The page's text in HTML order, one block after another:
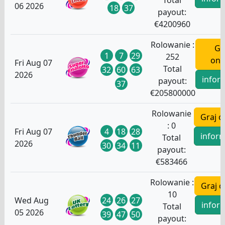
06 2026
18 37
payout:
€4200960
Fri Aug 07
2026
1 7
29
32 60 63
37
Rolowanie :
252
Total
payout:
€205800000
Fri Aug 07
2026
4 18 28
30 34 11
Rolowanie
: 0
Total
payout:
€583466
Graj
Wed Aug
05 2026
24 26 27
39 47 50
Rolowanie :
10
Total
payout:
Graj